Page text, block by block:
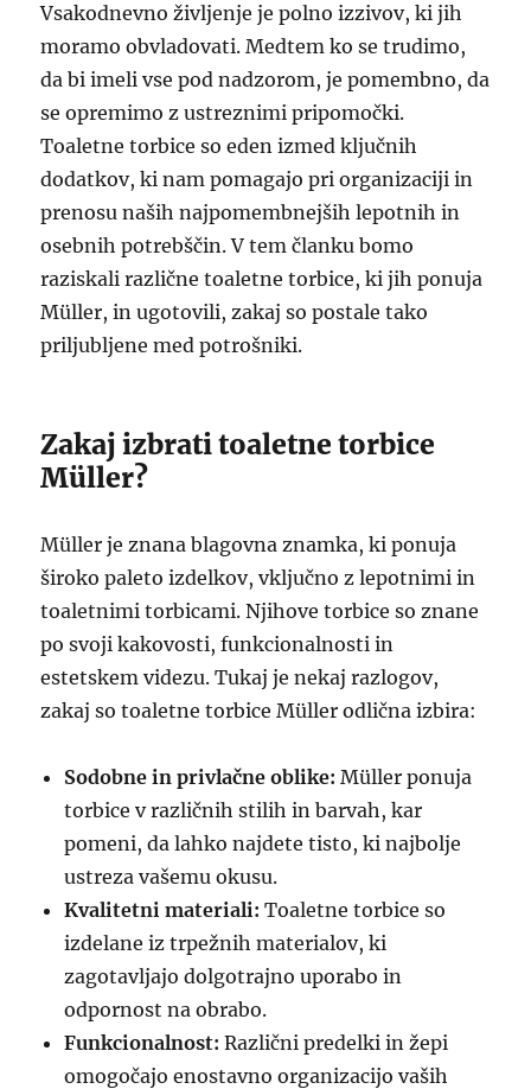
Vsakodnevno življenje je polno izzivov, ki jih
moramo obvladovati. Medtem ko se trudimo,
da bi imeli vse pod nadzorom, je pomembno, da
se opremimo z ustreznimi pripomočki.
Toaletne torbice so eden izmed ključnih
dodatkov, ki nam pomagajo pri organizaciji in
prenosu naših najpomembnejših lepotnih in
osebnih potrebščin. V tem članku bomo
raziskali različne toaletne torbice, ki jih ponuja
Müller, in ugotovili, zakaj so postale tako
priljubljene med potrošniki.
Zakaj izbrati toaletne torbice
Müller?
Müller je znana blagovna znamka, ki ponuja
široko paleto izdelkov, vključno z lepotnimi in
toaletnimi torbicami. Njihove torbice so znane
po svoji kakovosti, funkcionalnosti in
estetskem videzu. Tukaj je nekaj razlogov,
zakaj so toaletne torbice Müller odlična izbira:
Sodobne in privlačne oblike: Müller ponuja
torbice v različnih stilih in barvah, kar
pomeni, da lahko najdete tisto, ki najbolje
ustreza vašemu okusu.
Kvalitetni materiali: Toaletne torbice so
izdelane iz trpežnih materialov, ki
zagotavljajo dolgotrajno uporabo in
odpornost na obrabo.
Funkcionalnost: Različni predelki in žepi
omogočajo enostavno organizacijo vaših